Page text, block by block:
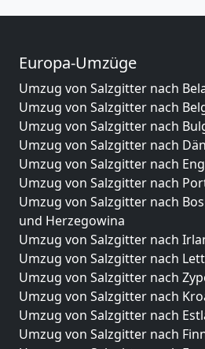
Europa-Umzüge
Umzug von Salzgitter nach
Umzug von Salzgitter nach
Umzug von Salzgitter nach
Umzug von Salzgitter nach
Umzug von Salzgitter nach
Umzug von Salzgitter nach
Umzug von Salzgitter nach
und Herzegowina
Umzug von Salzgitter nach
Umzug von Salzgitter nach
Umzug von Salzgitter nach
Umzug von Salzgitter nach
Umzug von Salzgitter nach
Umzug von Salzgitter nach